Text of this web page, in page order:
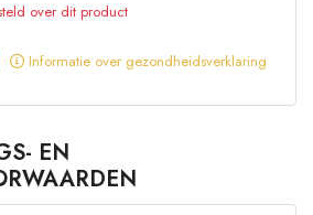
over dit product
Informatie over gezondheidsverklaring
EN